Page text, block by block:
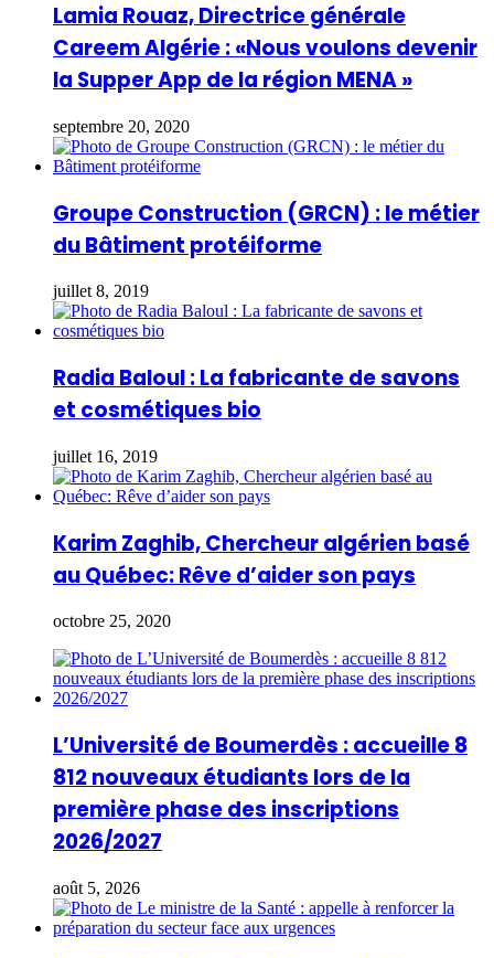
Lamia Rouaz, Directrice générale
Careem Algérie : «Nous voulons devenir
la Supper App de la région MENA »
septembre 20, 2020
Groupe Construction (GRCN) : le métier
du Bâtiment protéiforme
juillet 8, 2019
Radia Baloul : La fabricante de savons
et cosmétiques bio
juillet 16, 2019
Karim Zaghib, Chercheur algérien basé
au Québec: Rêve d’aider son pays
octobre 25, 2020
L’Université de Boumerdès : accueille 8
812 nouveaux étudiants lors de la
première phase des inscriptions
2026/2027
août 5, 2026